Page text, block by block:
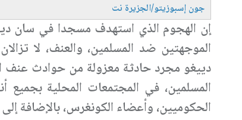
جون إسبوزيتو/الجزيرة نت
الموجهتين ضد المسلمين، والعنف، لا
دييغو مجرد حادثة معزولة من حوادث عنف
المسلمين، في المجتمعات المحلية
الحكوميين، وأعضاء الكونغرس، بالإضافة